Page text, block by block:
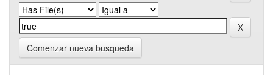
Comenzar nueva busqueda